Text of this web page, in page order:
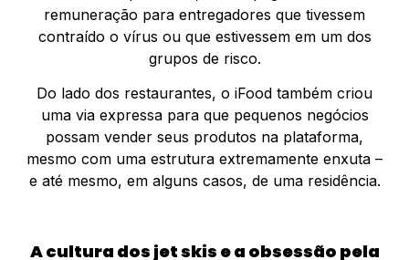
remuneração para entregadores que tivessem
contraído o vírus ou que estivessem em um dos
grupos de risco.
Do lado dos restaurantes, o iFood também criou
uma via expressa para que pequenos negócios
possam vender seus produtos na plataforma,
mesmo com uma estrutura extremamente enxuta –
e até mesmo, em alguns casos, de uma residência.
A cultura dos jet skis e a obsessão pela